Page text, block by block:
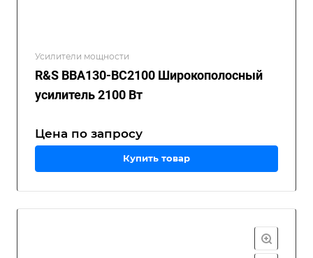
Усилители мощности
R&S BBA130-BC2100 Широкополосный
усилитель 2100 Вт
Цена по запросу
Купить товар